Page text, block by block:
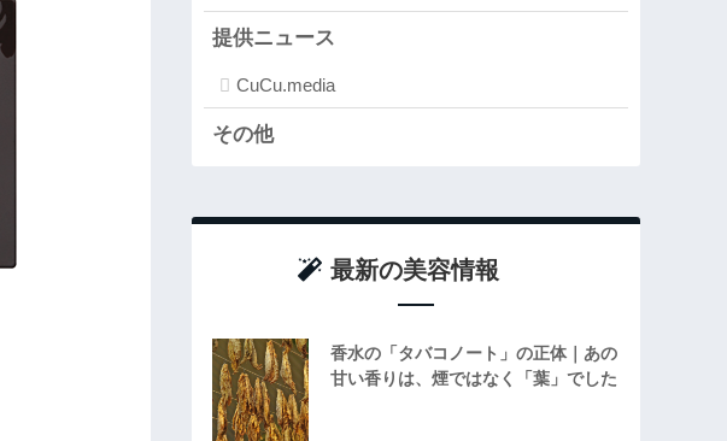
提供ニュース
CuCu.media
その他
最新の美容情報
香水の「タバコノート」の正体｜あの
甘い香りは、煙ではなく「葉」でした